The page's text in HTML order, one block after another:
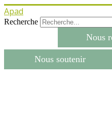
Apad
Recherche
Nous
Nous soutenir